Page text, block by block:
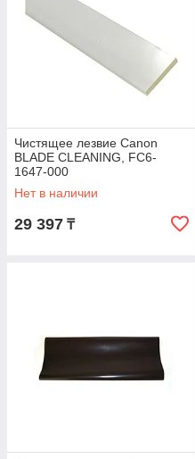
Чистящее лезвие Canon
BLADE CLEANING, FC6-
1647-000
Нет в наличии
29 397 ₸